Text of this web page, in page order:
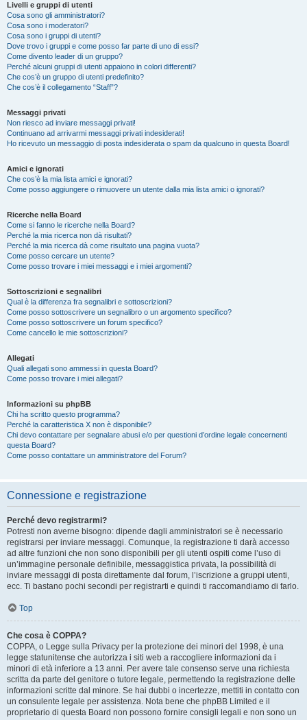
Livelli e gruppi di utenti
Cosa sono gli amministratori?
Cosa sono i moderatori?
Cosa sono i gruppi di utenti?
Dove trovo i gruppi e come posso far parte di uno di essi?
Come divento leader di un gruppo?
Perché alcuni gruppi di utenti appaiono in colori differenti?
Che cos’è un gruppo di utenti predefinito?
Che cos’è il collegamento “Staff”?
Messaggi privati
Non riesco ad inviare messaggi privati!
Continuano ad arrivarmi messaggi privati indesiderati!
Ho ricevuto un messaggio di posta indesiderata o spam da qualcuno in questa Board!
Amici e ignorati
Che cos’è la mia lista amici e ignorati?
Come posso aggiungere o rimuovere un utente dalla mia lista amici o ignorati?
Ricerche nella Board
Come si fanno le ricerche nella Board?
Perché la mia ricerca non dà risultati?
Perché la mia ricerca dà come risultato una pagina vuota?
Come posso cercare un utente?
Come posso trovare i miei messaggi e i miei argomenti?
Sottoscrizioni e segnalibri
Qual è la differenza fra segnalibri e sottoscrizioni?
Come posso sottoscrivere un segnalibro o un argomento specifico?
Come posso sottoscrivere un forum specifico?
Come cancello le mie sottoscrizioni?
Allegati
Quali allegati sono ammessi in questa Board?
Come posso trovare i miei allegati?
Informazioni su phpBB
Chi ha scritto questo programma?
Perché la caratteristica X non è disponibile?
Chi devo contattare per segnalare abusi e/o per questioni d’ordine legale concernenti
questa Board?
Come posso contattare un amministratore del Forum?
Connessione e registrazione
Perché devo registrarmi?
Potresti non averne bisogno: dipende dagli amministratori se è necessario
registrarsi per inviare messaggi. Comunque, la registrazione ti darà accesso
ad altre funzioni che non sono disponibili per gli utenti ospiti come l’uso di
un’immagine personale definibile, messaggistica privata, la possibilità di
inviare messaggi di posta direttamente dal forum, l’iscrizione a gruppi utenti,
ecc. Ti bastano pochi secondi per registrarti e quindi ti raccomandiamo di farlo.
Top
Che cosa è COPPA?
COPPA, o Legge sulla Privacy per la protezione dei minori del 1998, è una
legge statunitense che autorizza i siti web a raccogliere informazioni da i
minori di età inferiore a 13 anni. Per avere tale consenso serve una richiesta
scritta da parte del genitore o tutore legale, permettendo la registrazione delle
informazioni scritte dal minore. Se hai dubbi o incertezze, mettiti in contatto con
un consulente legale per assistenza. Nota bene che phpBB Limited e il
proprietario di questa Board non possono fornire consigli legali e non sono un